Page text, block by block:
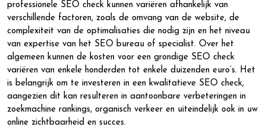
professionele SEO check kunnen variëren afhankelijk van
verschillende factoren, zoals de omvang van de website, de
complexiteit van de optimalisaties die nodig zijn en het niveau
van expertise van het SEO bureau of specialist. Over het
algemeen kunnen de kosten voor een grondige SEO check
variëren van enkele honderden tot enkele duizenden euro’s. Het
is belangrijk om te investeren in een kwalitatieve SEO check,
aangezien dit kan resulteren in aantoonbare verbeteringen in
zoekmachine rankings, organisch verkeer en uiteindelijk ook in uw
online zichtbaarheid en succes.